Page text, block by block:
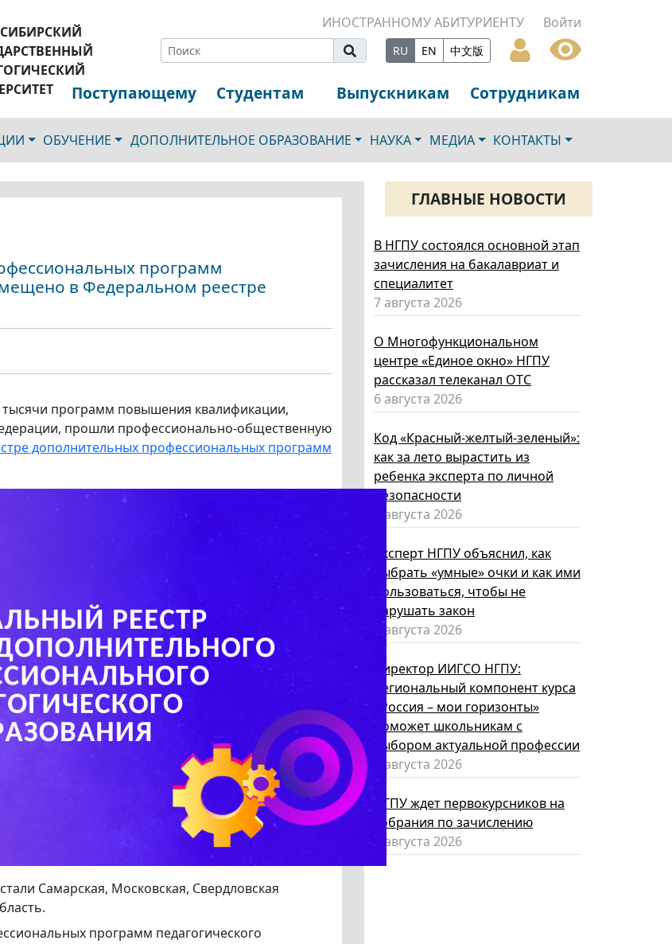
ИНОСТРАННОМУ АБИТУРИЕНТУ Войти
RU EN 中文版
Поступающему Студентам Выпускникам Сотрудникам
ОБУЧЕНИЕ ДОПОЛНИТЕЛЬНОЕ ОБРАЗОВАНИЕ НАУКА МЕДИА КОНТАКТЫ
программ
в Федеральном реестре
тысячи программ повышения квалификации,
прошли профессионально-общественную
дополнительных профессиональных программ
Самарская, Московская, Свердловская
программ педагогического
ГЛАВНЫЕ НОВОСТИ
В НГПУ состоялся основной этап
зачисления на бакалавриат и
специалитет
7 августа 2026
О Многофункциональном
центре «Единое окно» НГПУ
рассказал телеканал ОТС
6 августа 2026
Код «Красный-желтый-зеленый»:
как за лето вырастить из
ребенка эксперта по личной
безопасности
6 августа 2026
Эксперт НГПУ объяснил, как
выбрать «умные» очки и как ими
пользоваться, чтобы не
нарушать закон
5 августа 2026
Директор ИИГСО НГПУ:
региональный компонент курса
«Россия – мои горизонты»
поможет школьникам с
выбором актуальной профессии
5 августа 2026
НГПУ ждет первокурсников на
собрания по зачислению
4 августа 2026